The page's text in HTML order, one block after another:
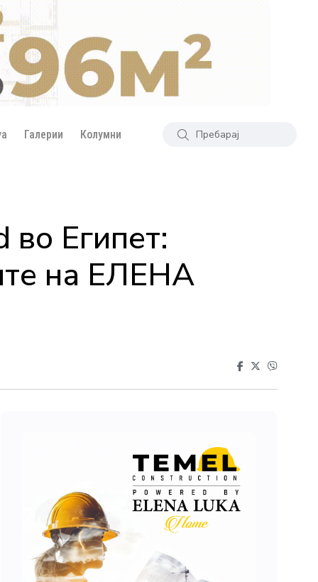
Галерии Колумни
Египет:
на ЕЛЕНА